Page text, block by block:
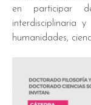
en participar
interdisciplinaria
humanidades,